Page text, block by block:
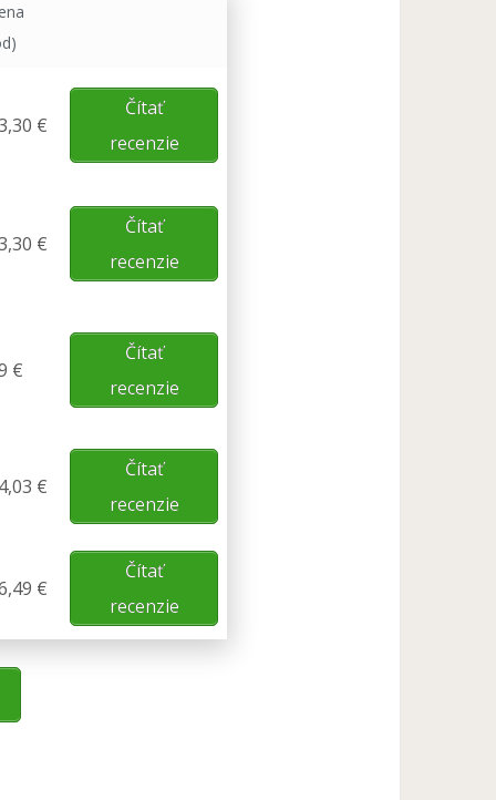
€
Čítať
recenzie
€
Čítať
recenzie
€
Čítať
recenzie
€
Čítať
recenzie
€
Čítať
recenzie